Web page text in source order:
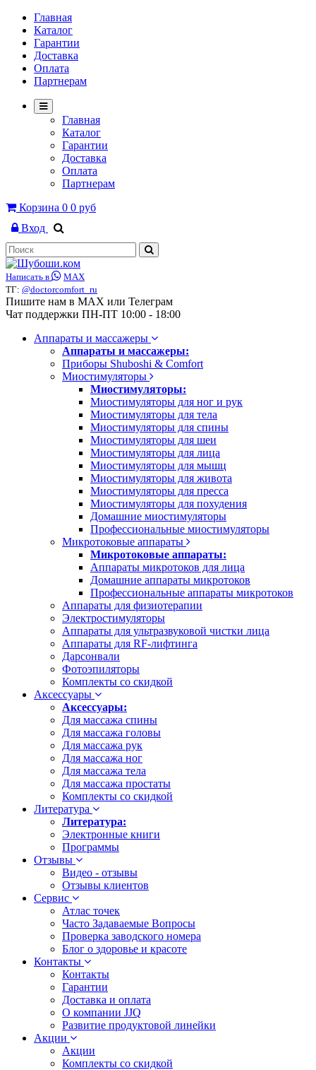
Главная
Каталог
Гарантии
Доставка
Оплата
Партнерам
Главная
Каталог
Гарантии
Доставка
Оплата
Партнерам
Корзина 0 0 руб
Вход
Написать в
MAX
ТГ: @doctorcomfort_ru
Пишите нам в MAX или Телеграм
Чат поддержки ПН-ПТ 10:00 - 18:00
Аппараты и массажеры
Аппараты и массажеры:
Приборы Shuboshi & Comfort
Миостимуляторы
Миостимуляторы:
Миостимуляторы для ног и рук
Миостимуляторы для тела
Миостимуляторы для спины
Миостимуляторы для шеи
Миостимуляторы для лица
Миостимуляторы для мышц
Миостимуляторы для живота
Миостимуляторы для пресса
Миостимуляторы для похудения
Домашние миостимуляторы
Профессиональные миостимуляторы
Микротоковые аппараты
Микротоковые аппараты:
Аппараты микротоков для лица
Домашние аппараты микротоков
Профессиональные аппараты микротоков
Аппараты для физиотерапии
Электростимуляторы
Аппараты для ультразвуковой чистки лица
Аппараты для RF-лифтинга
Дарсонвали
Фотоэпиляторы
Комплекты со скидкой
Аксессуары
Аксессуары:
Для массажа спины
Для массажа головы
Для массажа рук
Для массажа ног
Для массажа тела
Для массажа простаты
Комплекты со скидкой
Литература
Литература:
Электронные книги
Программы
Отзывы
Видео - отзывы
Отзывы клиентов
Сервис
Атлас точек
Часто Задаваемые Вопросы
Проверка заводского номера
Блог о здоровье и красоте
Контакты
Контакты
Гарантии
Доставка и оплата
О компании JJQ
Развитие продуктовой линейки
Акции
Акции
Комплекты со скидкой